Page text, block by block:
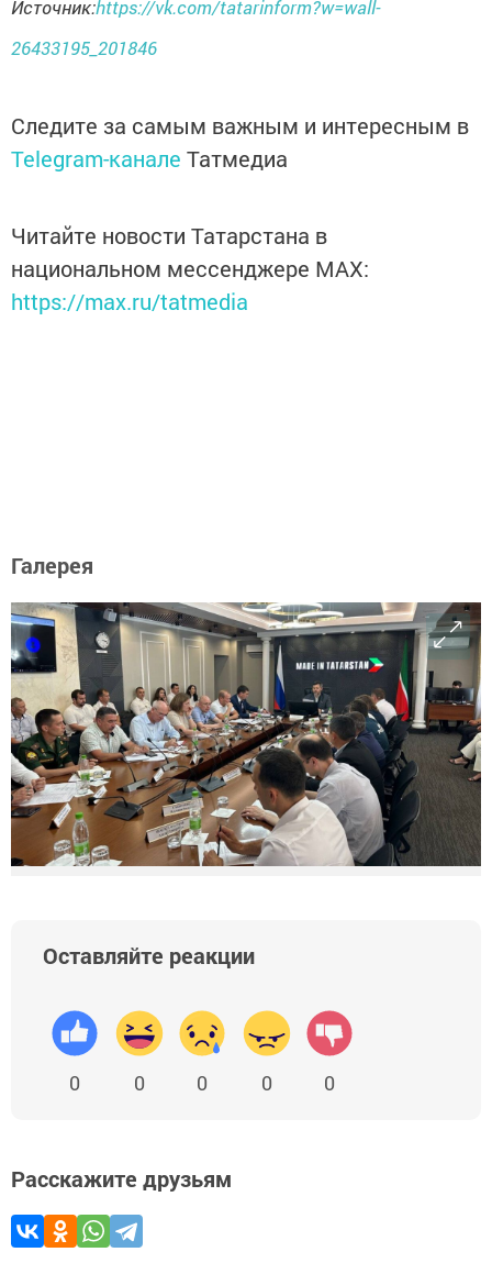
Источник:https://vk.com/tatarinform?w=wall-
26433195_201846
Следите за самым важным и интересным в
Telegram-канале Татмедиа
Читайте новости Татарстана в
национальном мессенджере MАХ:
https://max.ru/tatmedia
Галерея
Оставляйте реакции
0 0 0 0 0
Расскажите друзьям